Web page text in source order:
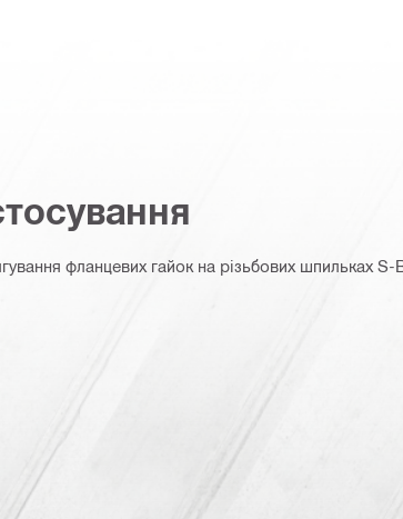
фланцевих гайок на різьбових шпильках